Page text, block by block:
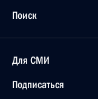
Поиск
Для СМИ
Подписаться